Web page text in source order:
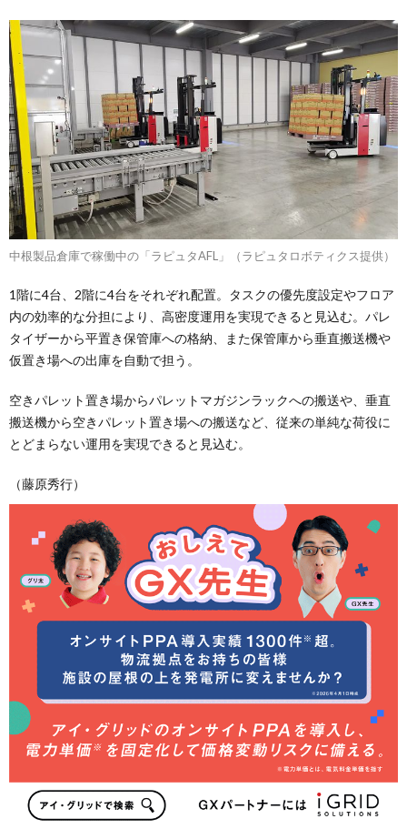
中根製品倉庫で稼働中の「ラピュタAFL」（ラピュタロボティクス提供）
1階に4台、2階に4台をそれぞれ配置。タスクの優先度設定やフロア
内の効率的な分担により、高密度運用を実現できると見込む。パレ
タイザーから平置き保管庫への格納、また保管庫から垂直搬送機や
仮置き場への出庫を自動で担う。
空きパレット置き場からパレットマガジンラックへの搬送や、垂直
搬送機から空きパレット置き場への搬送など、従来の単純な荷役に
とどまらない運用を実現できると見込む。
（藤原秀行）